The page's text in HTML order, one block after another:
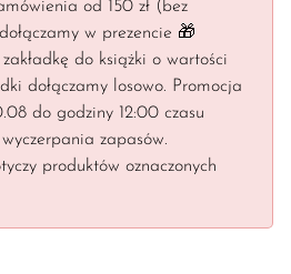
od 150 zł (bez
w prezencie 🎁
do książki o wartości
dołączamy losowo. Promocja
do godziny 12:00 czasu
zapasów.
produktów oznaczonych